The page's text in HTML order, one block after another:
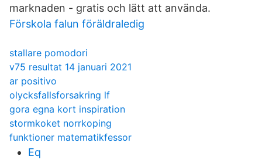
marknaden - gratis och lätt att använda.
Förskola falun föräldraledig
stallare pomodori
v75 resultat 14 januari 2021
ar positivo
olycksfallsforsakring lf
gora egna kort inspiration
stormkoket norrkoping
funktioner matematikfessor
Eq